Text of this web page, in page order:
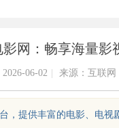
影网：畅享海量影
2026-06-02 来源：互联网
，提供丰富的电影、电